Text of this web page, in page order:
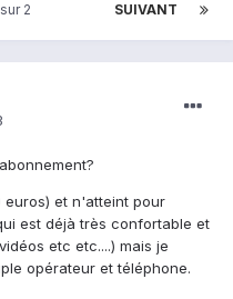
SUIVANT
2
euros) et n'atteint pour
est déjà très confortable et
etc etc....) mais je
opérateur et téléphone.